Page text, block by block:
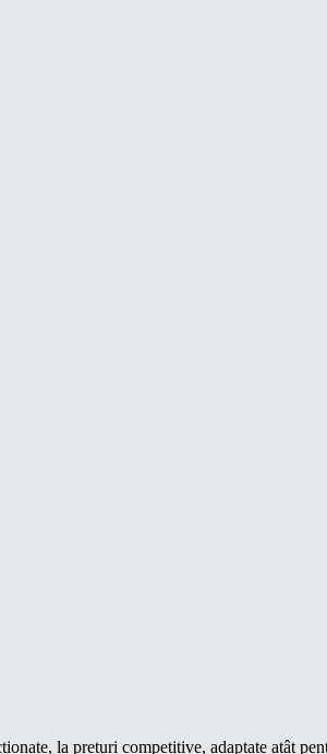
la prețuri competitive, adaptate atât